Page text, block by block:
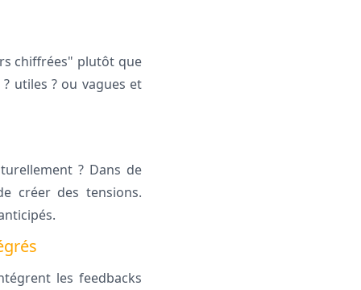
chiffrées" plutôt que
utiles ? ou vagues et
? Dans de
créer des tensions.
les feedbacks